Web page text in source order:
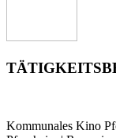
Kommunales Kino